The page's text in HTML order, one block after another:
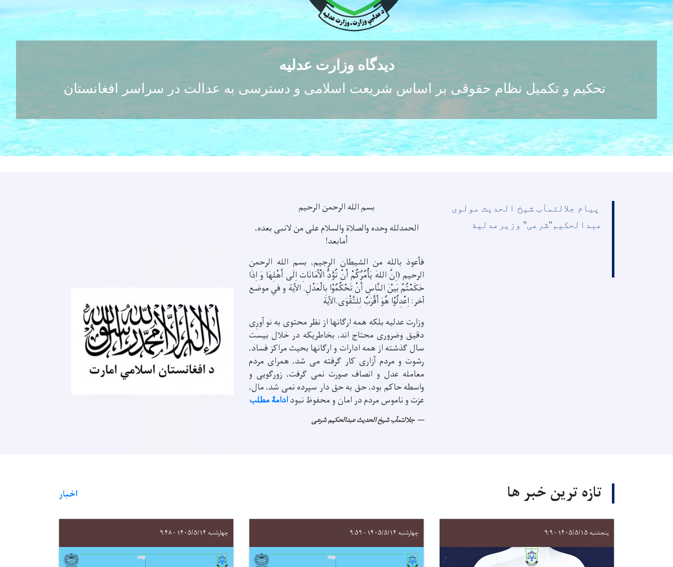
دیدگاه وزارت عدلیه
تحکیم و تکمیل نظام حقوقی بر اساس شریعت اسلامی و دسترسی به عدالت در سراسر افغانستان
پیام جلالتمآب شیخ الحدیث مولوی
عبدالحکیم"شرعی" وزیرعدلیۀ
بسم الله الرحمن الرحیم
الحمدلله وحده والصلاة والسلام علی من لانبی بعده،
أمابعد!
فأعوذ بالله من الشيطان الرجيم، بسم الله الرحمن
الرحيم (اِنَّ اللهَ يَأْمُرُکُمْ أَنْ تُؤَدُّ الْأَمَانَاتِ اِلَی أَهْلِهَا وَ اِذَا
حَکَمْتُمْ بَيْنَ النَّاسِ أَنْ تَحْکُمُوْا بِالْعَدْلِ. الآية و في موضع
آخر: اِعْدِلُوْا هُوَ أَقْرَبُ لِلتَّقْوَی.الآية
وزارت عدلیه بلکه همه ارگانها از نظر محتوی به نو آورِی
دقیق وضروری محتاج اند، بخاطریکه در خلال بیست
سال گذشته از همه ادارات و ارگانها بحیث مراکز فساد،
رشوت و مردم آزاری کار گرفته می شد، همرای مردم
معامله عدل و انصاف صورت نمی گرفت، زورگویی و
واسطه حاکم بود، حق به حق دار سپرده نمی شد، مال،
عزت و ناموس مردم در امان و محفوظ نبودادامۀ مطلب
جلالتمآب شیخ الحدیث عبدالحکیم شرعی
تازه ترین خبر ها اخبار
پنجشنبه ۱۴۰۵/۵/۱۵ - ۹:۹ چهارشنبه ۱۴۰۵/۵/۱۴ - ۹:۵۹ چهارشنبه ۱۴۰۵/۵/۱۴ - ۹:۴۸